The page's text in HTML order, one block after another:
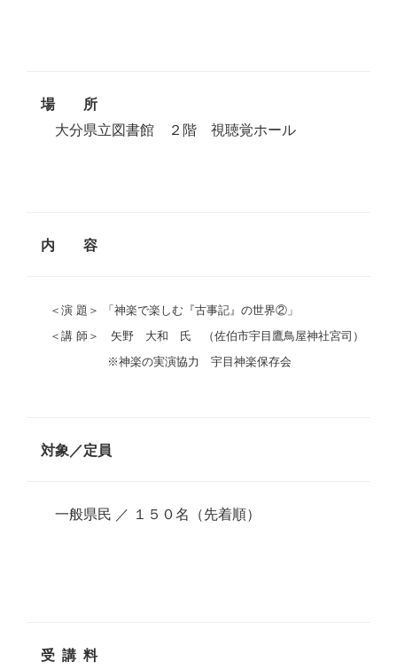
場 所
大分県立図書館 ２階 視聴覚ホール
内 容
＜演 題＞ 「神楽で楽しむ『古事記』の世界②」
＜講 師＞ 矢野 大和 氏 （佐伯市宇目鷹鳥屋神社宮司）
※神楽の実演協力 宇目神楽保存会
対象／定員
一般県民 ／ １５０名（先着順）
受 講 料